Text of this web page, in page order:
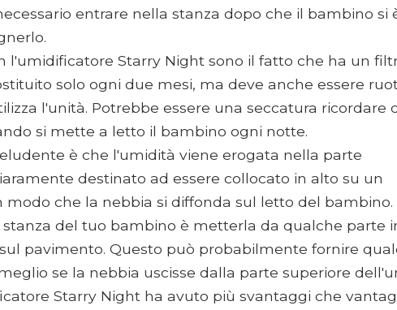
entrare nella stanza dopo che il bambino si
l'umidificatore Starry Night sono il fatto che ha un
solo ogni due mesi, ma deve anche essere
l'unità. Potrebbe essere una seccatura ricordare
si mette a letto il bambino ogni notte.
è che l'umidità viene erogata nella parte
destinato ad essere collocato in alto su un
che la nebbia si diffonda sul letto del bambino.
del tuo bambino è metterla da qualche parte
pavimento. Questo può probabilmente fornire
se la nebbia uscisse dalla parte superiore
Starry Night ha avuto più svantaggi che